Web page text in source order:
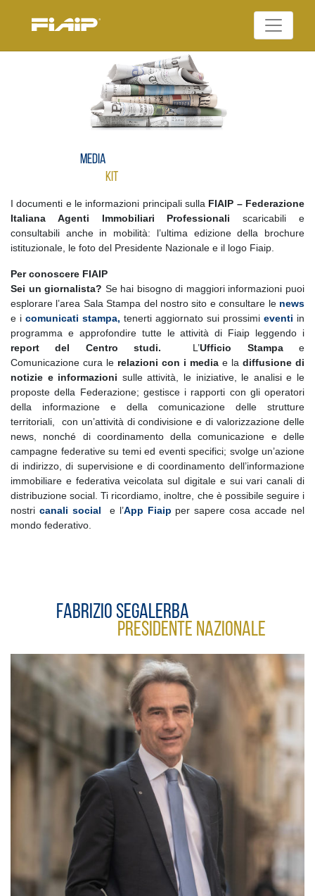
Federazione Italiana
Professionali
Media
Kit
I documenti e le informazioni principali sulla FIAIP – Federazione
Italiana Agenti Immobiliari Professionali scaricabili e
consultabili anche in mobilità: l’ultima edizione della brochure
istituzionale, le foto del Presidente Nazionale e il logo Fiaip.
Per conoscere FIAIP
Sei un giornalista? Se hai bisogno di maggiori informazioni puoi
esplorare l’area Sala Stampa del nostro sito e consultare le news
e i comunicati stampa, tenerti aggiornato sui prossimi eventi in
programma e approfondire tutte le attività di Fiaip leggendo i
report del Centro studi. L’Ufficio Stampae
Comunicazione cura le relazioni con i media e la diffusione di
notizie e informazioni sulle attività, le iniziative, le analisi e le
proposte della Federazione; gestisce i rapporti con gli operatori
della informazione e della comunicazione delle strutture
territoriali, con un’attività di condivisione e di valorizzazione delle
news, nonché di coordinamento della comunicazione e delle
campagne federative su temi ed eventi specifici; svolge un’azione
di indirizzo, di supervisione e di coordinamento dell’informazione
immobiliare e federativa veicolata sul digitale e sui vari canali di
distribuzione social. Ti ricordiamo, inoltre, che è possibile seguire i
nostri canali social e l’App Fiaip per sapere cosa accade nel
mondo federativo.
Fabrizio Segalerba
Presidente Nazionale